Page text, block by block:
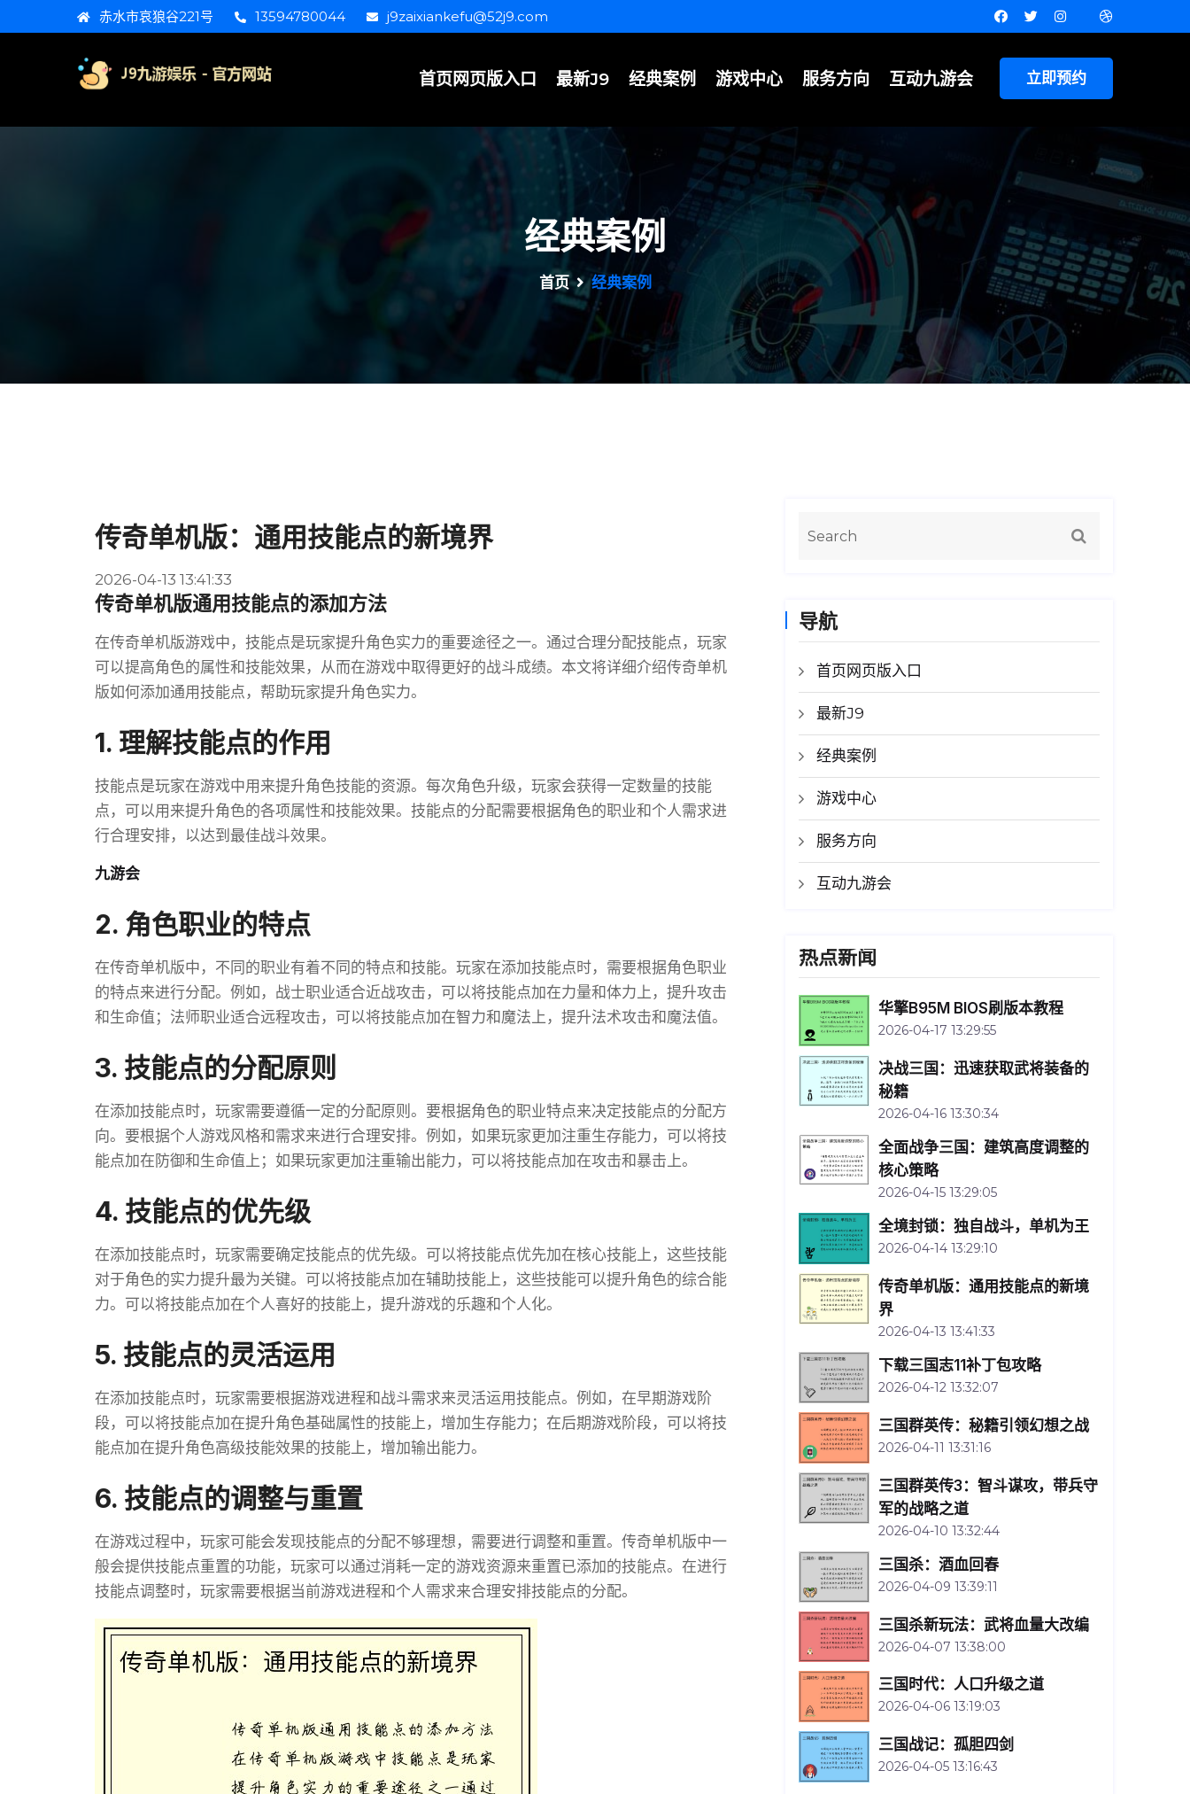
赤水市哀狼谷221号 13594780044 j9zaixiankefu@52j9.com
首页网页版入口 最新J9 经典案例 游戏中心 服务方向 互动九游会 立即预约
经典案例
首页 经典案例
传奇单机版：通用技能点的新境界
2026-04-13 13:41:33
传奇单机版通用技能点的添加方法
在传奇单机版游戏中，技能点是玩家提升角色实力的重要途径之一。通过合理分配技能点，玩家
可以提高角色的属性和技能效果，从而在游戏中取得更好的战斗成绩。本文将详细介绍传奇单机
版如何添加通用技能点，帮助玩家提升角色实力。
1. 理解技能点的作用
技能点是玩家在游戏中用来提升角色技能的资源。每次角色升级，玩家会获得一定数量的技能
点，可以用来提升角色的各项属性和技能效果。技能点的分配需要根据角色的职业和个人需求进
行合理安排，以达到最佳战斗效果。
九游会
2. 角色职业的特点
在传奇单机版中，不同的职业有着不同的特点和技能。玩家在添加技能点时，需要根据角色职业
的特点来进行分配。例如，战士职业适合近战攻击，可以将技能点加在力量和体力上，提升攻击
和生命值；法师职业适合远程攻击，可以将技能点加在智力和魔法上，提升法术攻击和魔法值。
3. 技能点的分配原则
在添加技能点时，玩家需要遵循一定的分配原则。要根据角色的职业特点来决定技能点的分配方
向。要根据个人游戏风格和需求来进行合理安排。例如，如果玩家更加注重生存能力，可以将技
能点加在防御和生命值上；如果玩家更加注重输出能力，可以将技能点加在攻击和暴击上。
4. 技能点的优先级
在添加技能点时，玩家需要确定技能点的优先级。可以将技能点优先加在核心技能上，这些技能
对于角色的实力提升最为关键。可以将技能点加在辅助技能上，这些技能可以提升角色的综合能
力。可以将技能点加在个人喜好的技能上，提升游戏的乐趣和个人化。
5. 技能点的灵活运用
在添加技能点时，玩家需要根据游戏进程和战斗需求来灵活运用技能点。例如，在早期游戏阶
段，可以将技能点加在提升角色基础属性的技能上，增加生存能力；在后期游戏阶段，可以将技
能点加在提升角色高级技能效果的技能上，增加输出能力。
6. 技能点的调整与重置
在游戏过程中，玩家可能会发现技能点的分配不够理想，需要进行调整和重置。传奇单机版中一
般会提供技能点重置的功能，玩家可以通过消耗一定的游戏资源来重置已添加的技能点。在进行
技能点调整时，玩家需要根据当前游戏进程和个人需求来合理安排技能点的分配。
导航
首页网页版入口
最新J9
经典案例
游戏中心
服务方向
互动九游会
热点新闻
华擎B95M BIOS刷版本教程
2026-04-17 13:29:55
决战三国：迅速获取武将装备的
秘籍
2026-04-16 13:30:34
全面战争三国：建筑高度调整的
核心策略
2026-04-15 13:29:05
全境封锁：独自战斗，单机为王
2026-04-14 13:29:10
传奇单机版：通用技能点的新境
界
2026-04-13 13:41:33
下载三国志11补丁包攻略
2026-04-12 13:32:07
三国群英传：秘籍引领幻想之战
2026-04-11 13:31:16
三国群英传3：智斗谋攻，带兵守
军的战略之道
2026-04-10 13:32:44
三国杀：酒血回春
2026-04-09 13:39:11
三国杀新玩法：武将血量大改编
2026-04-07 13:38:00
三国时代：人口升级之道
2026-04-06 13:19:03
三国战记：孤胆四剑
2026-04-05 13:16:43